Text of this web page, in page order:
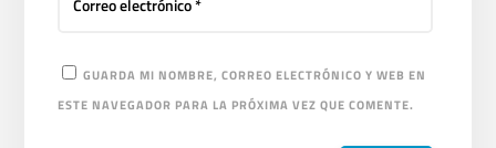
GUARDA MI NOMBRE, CORREO ELECTRÓNICO Y WEB EN
ESTE NAVEGADOR PARA LA PRÓXIMA VEZ QUE COMENTE.